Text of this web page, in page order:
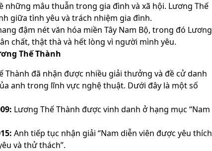
những mâu thuẫn trong gia đình và xã hội. Lương Thế
giữa tình yêu và trách nhiệm gia đình.
đậm nét văn hóa miền Tây Nam Bộ, trong đó Lương
chất, thật thà và hết lòng vì người mình yêu.
Thế Thành
Thành đã nhận được nhiều giải thưởng và đề cử danh
anh trong lĩnh vực nghệ thuật. Dưới đây là một số
Lương Thế Thành được vinh danh ở hạng mục “Nam
Anh tiếp tục nhận giải “Nam diễn viên được yêu thích
và thử thách”.